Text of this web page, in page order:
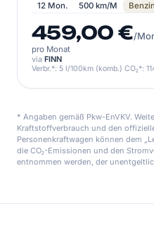
12 Mon. 500 km/M Benzin
459,00 €/
pro Monat
via FINN
Verbr.*: 5 l/100km (komb.) CO₂*:
* Angaben gemäß Pkw-EnVKV.
Kraftstoffverbrauch und den
Personenkraftwagen können dem
die CO₂-Emissionen und den
entnommen werden, der